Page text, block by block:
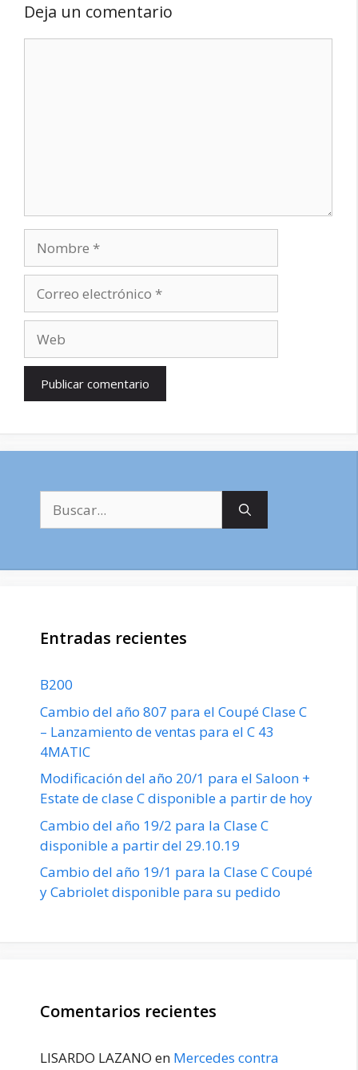
Deja un comentario
electrónico
Entradas recientes
B200
Cambio del año 807 para el Coupé Clase C
– Lanzamiento de ventas para el C 43
4MATIC
Modificación del año 20/1 para el Saloon +
Estate de clase C disponible a partir de hoy
Cambio del año 19/2 para la Clase C
disponible a partir del 29.10.19
Cambio del año 19/1 para la Clase C Coupé
y Cabriolet disponible para su pedido
Comentarios recientes
LISARDO LAZANO en Mercedes contra